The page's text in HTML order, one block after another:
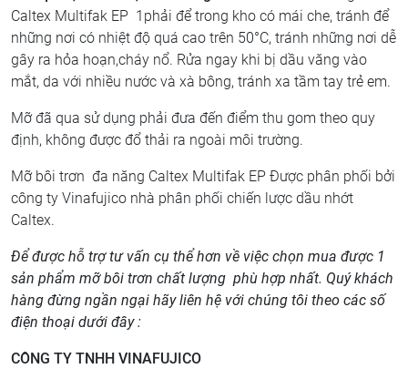
Caltex Multifak EP 1phải để trong kho có mái che, tránh để
những nơi có nhiệt độ quá cao trên 50°C, tránh những nơi dễ
gây ra hỏa hoạn,cháy nổ. Rửa ngay khi bị dầu văng vào
mắt, da với nhiều nước và xà bông, tránh xa tầm tay trẻ em.
Mỡ đã qua sử dụng phải đưa đến điểm thu gom theo quy
định, không được đổ thải ra ngoài môi trường.
Mỡ bôi trơn đa năng Caltex Multifak EP Được phân phối bởi
công ty Vinafujico nhà phân phối chiến lược dầu nhớt
Caltex.
Để được hỗ trợ tư vấn cụ thể hơn về việc chọn mua được 1
sản phẩm mỡ bôi trơn chất lượng phù hợp nhất. Quý khách
hàng đừng ngần ngại hãy liên hệ với chúng tôi theo các số
điện thoại dưới đây :
CÔNG TY TNHH VINAFUJICO